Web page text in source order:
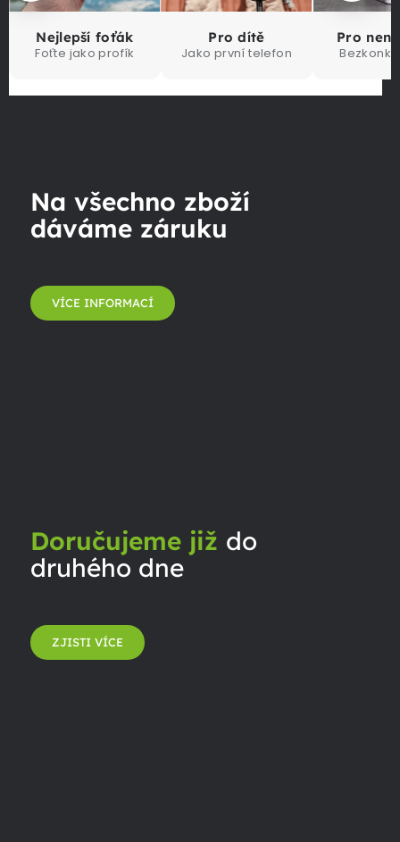
Nejlepší foťák
Foťte jako profík
Pro dítě
Jako první telefon
Pro
Na všechno zboží
dáváme záruku
VÍCE INFORMACÍ
Doručujeme již do
druhého dne
ZJISTI VÍCE